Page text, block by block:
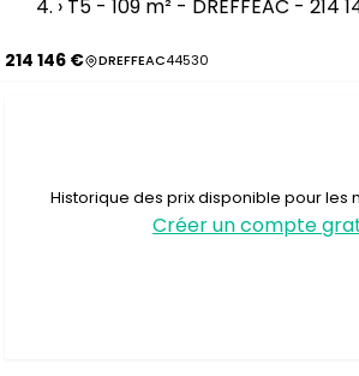
› T5 - 109 m² - DREFFEAC - 214
214 146 € DREFFEAC44530
Historique des prix disponible pour les
Créer un compte